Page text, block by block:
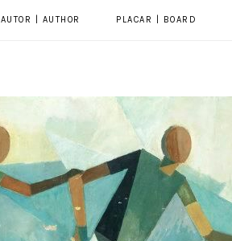
AUTOR | AUTHOR PLACAR | BOARD